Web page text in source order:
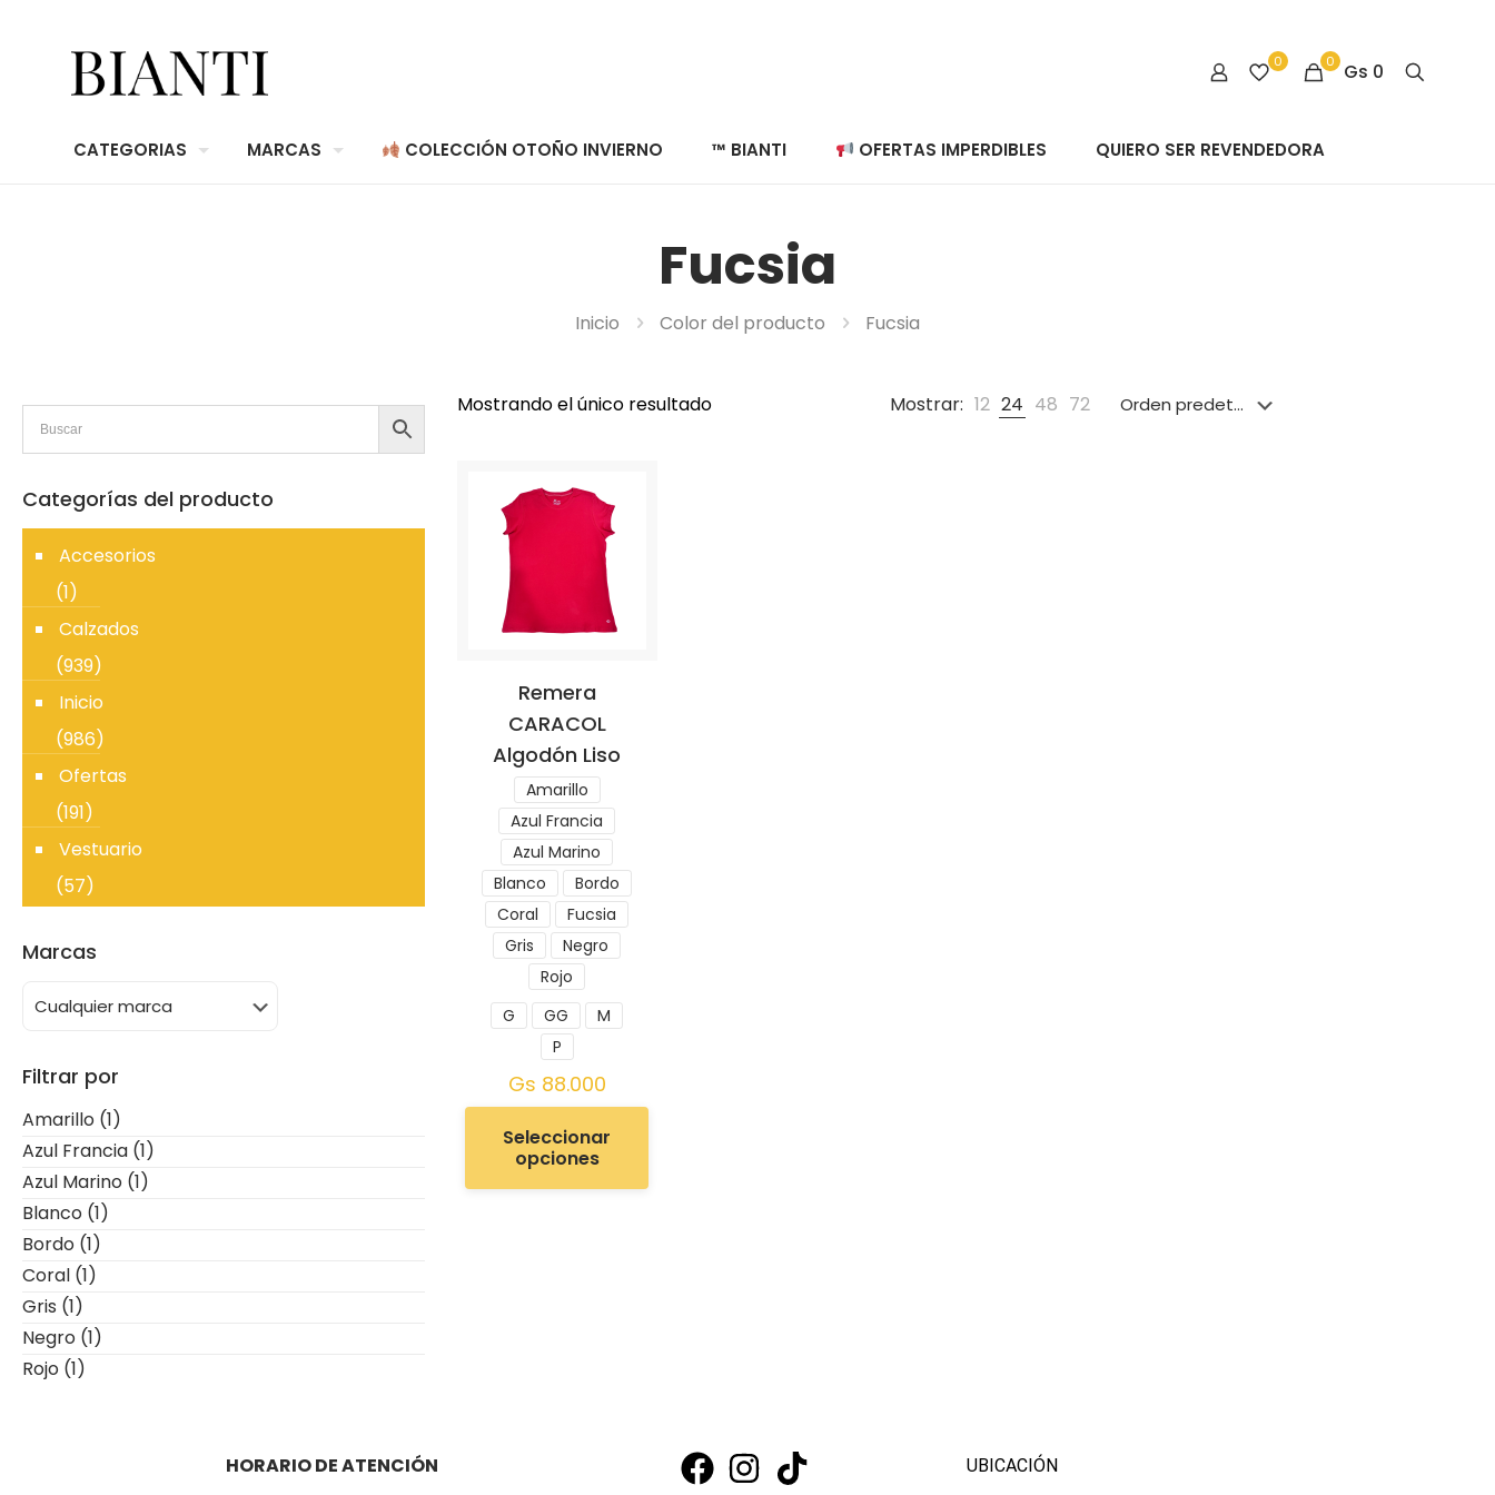
0 0 Gs 0
CATEGORIAS MARCAS COLECCIÓN OTOÑO INVIERNO ™ BIANTI OFERTAS IMPERDIBLES QUIERO SER REVENDEDORA
Fucsia
Inicio Color del producto Fucsia
Mostrando el único resultado Mostrar: 12 24 48 72
Remera
CARACOL
Algodón Liso
Amarillo
Azul Francia
Azul Marino
Blanco
Bordo
Coral
Fucsia
Gris
Negro
Rojo
G
GG
M
P
Gs 88.000
Seleccionar
opciones
Categorías del producto
Accesorios
(1)
Calzados
(939)
Inicio
(986)
Ofertas
(191)
Vestuario
(57)
Marcas
Filtrar por
Amarillo (1)
Azul Francia (1)
Azul Marino (1)
Blanco (1)
Bordo (1)
Coral (1)
Gris (1)
Negro (1)
Rojo (1)
HORARIO DE ATENCIÓN
UBICACIÓN